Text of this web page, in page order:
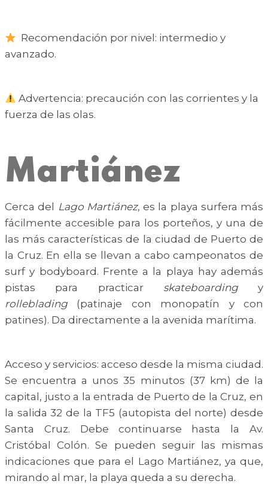
Recomendación por nivel: intermedio y
avanzado.
Advertencia: precaución con las corrientes y la
fuerza de las olas.
Martiánez
Cerca del Lago Martiánez, es la playa surfera más
fácilmente accesible para los porteños, y una de
las más características de la ciudad de Puerto de
la Cruz. En ella se llevan a cabo campeonatos de
surf y bodyboard. Frente a la playa hay además
pistas para practicar skateboardingy
rolleblading (patinaje con monopatín y con
patines). Da directamente a la avenida marítima.
Acceso y servicios: acceso desde la misma ciudad.
Se encuentra a unos 35 minutos (37 km) de la
capital, justo a la entrada de Puerto de la Cruz, en
la salida 32 de la TF5 (autopista del norte) desde
Santa Cruz. Debe continuarse hasta la Av.
Cristóbal Colón. Se pueden seguir las mismas
indicaciones que para el Lago Martiánez, ya que,
mirando al mar, la playa queda a su derecha.